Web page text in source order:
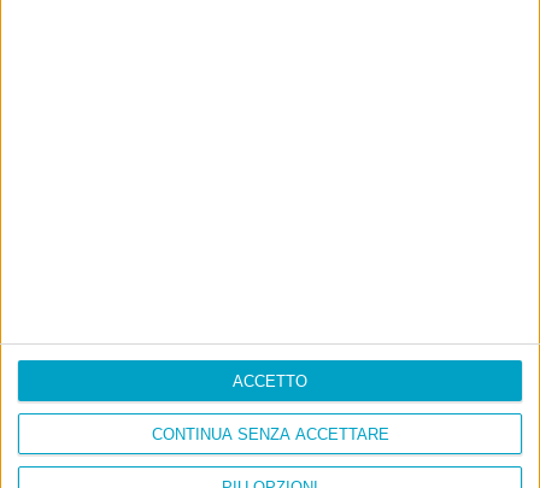
CONTINUA SENZA ACCETTARE
ACCETTO